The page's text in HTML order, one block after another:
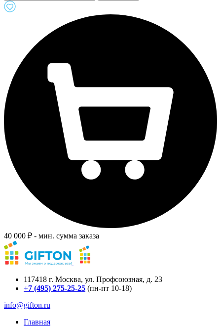
40 000 ₽ - мин. сумма заказа
117418 г. Москва, ул. Профсоюзная, д. 23
+7 (495) 275-25-25 (пн-пт 10-18)
info@gifton.ru
Главная